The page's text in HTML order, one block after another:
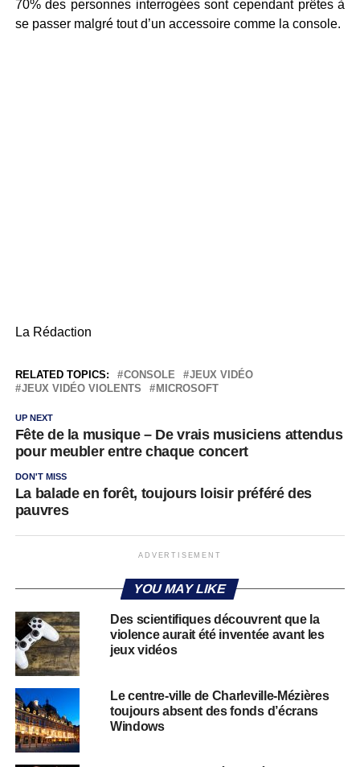
70% des personnes interrogées sont cependant prêtes à
se passer malgré tout d’un accessoire comme la console.
La Rédaction
RELATED TOPICS: CONSOLE
JEUX VIDÉO
JEUX VIDÉO VIOLENTS
MICROSOFT
UP NEXT
Fête de la musique – De vrais musiciens attendus
pour meubler entre chaque concert
DON'T MISS
La balade en forêt, toujours loisir préféré des
pauvres
ADVERTISEMENT
YOU MAY LIKE
Des scientifiques découvrent que la
violence aurait été inventée avant les
jeux vidéos
Le centre-ville de Charleville-Mézières
toujours absent des fonds d’écrans
Windows